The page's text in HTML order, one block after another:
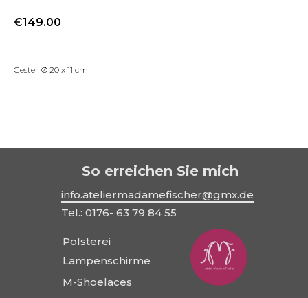
€149.00
Gestell Ø 20 x 11 cm
So erreichen Sie mich
Polsterei
info.ateliermadamefischer@gmx.de
Lampenschirme
Tel.: 0176- 63 79 84 55
M-Shoelaces